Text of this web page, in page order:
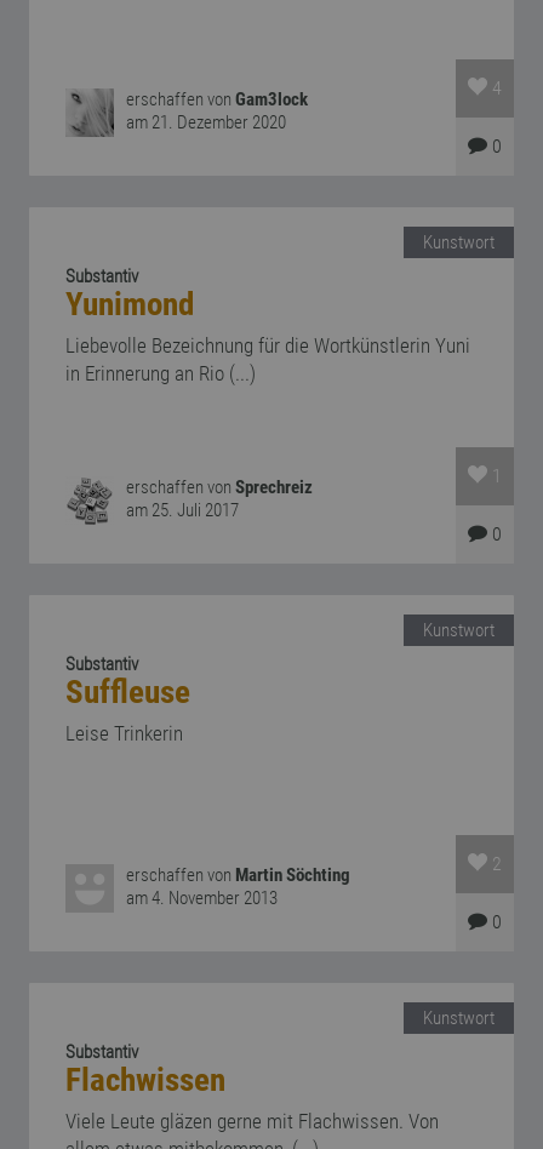
erschaffen vonGam3lock
am 21. Dezember 2020
4
0
Kunstwort
Substantiv
Yunimond
Liebevolle Bezeichnung für die Wortkünstlerin Yuni
in Erinnerung an Rio (...)
erschaffen vonSprechreiz
am 25. Juli 2017
1
0
Kunstwort
Substantiv
Suffleuse
Leise Trinkerin
erschaffen von Martin Söchting
am 4. November 2013
2
0
Kunstwort
Substantiv
Flachwissen
Viele Leute gläzen gerne mit Flachwissen. Von